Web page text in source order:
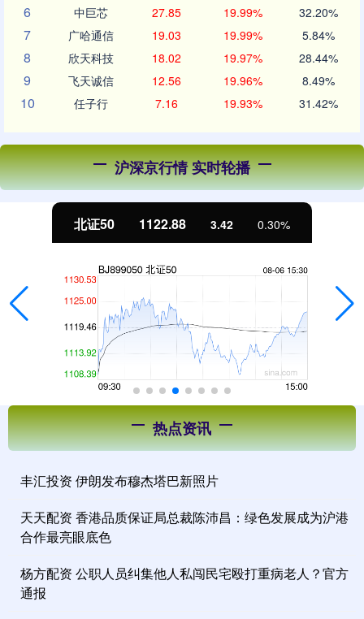
6 中巨芯 27.85 19.99% 32.20%
7 广哈通信 19.03 19.99% 5.84%
8 欣天科技 18.02 19.97% 28.44%
9 飞天诚信 12.56 19.96% 8.49%
10 任子行 7.16 19.93% 31.42%
沪深京行情 实时轮播
北证50 1122.88 3.42 0.30%
热点资讯
丰汇投资 伊朗发布穆杰塔巴新照片
天天配资 香港品质保证局总裁陈沛昌：绿色发展成为沪港
合作最亮眼底色
杨方配资 公职人员纠集他人私闯民宅殴打重病老人？官方
通报